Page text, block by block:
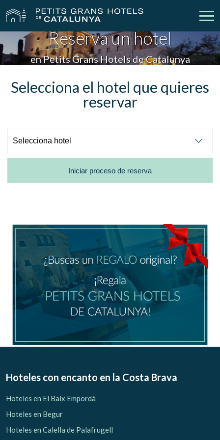
Nuestros Hoteles Escapadas
Bodas Empresas
Cheques Regalo Descubre Catalunya
Ubicación/nombre del hotel
CA ES EN
Reserva un hotel
en Petits Grans Hotels de Catalunya
Selecciona el hotel que quieres
reservar
Iniciar proceso de reserva
Hoteles con encanto en la Costa Brava
Hoteles en El Baix Empordà
Hoteles en Begur
Hoteles en Calella de Palafrugell
Modificar cookies
Si continua navegando, supone la aceptación de la
de configurar su navegador pudiendo, si así lo desea,
deberá tener en cuenta que dicha acción podrá ocasionar